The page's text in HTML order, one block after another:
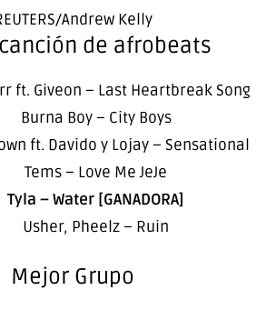
Andrew Kelly
de afrobeats
ft. Giveon – Last Heartbreak Song
Burna Boy – City Boys
ft. Davido y Lojay – Sensational
Tems – Love Me JeJe
Tyla – Water [GANADORA]
Usher, Pheelz – Ruin
Mejor Grupo